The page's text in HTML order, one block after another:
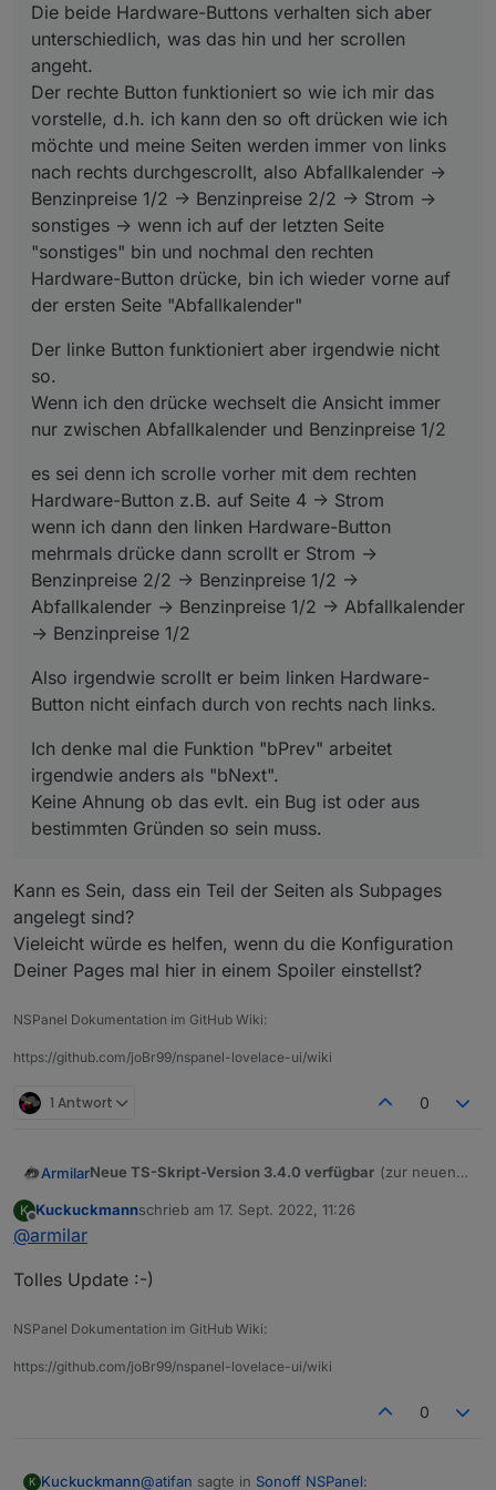
Die beide Hardware-Buttons verhalten sich aber
unterschiedlich, was das hin und her scrollen
angeht.
Der rechte Button funktioniert so wie ich mir das
vorstelle, d.h. ich kann den so oft drücken wie ich
möchte und meine Seiten werden immer von links
nach rechts durchgescrollt, also Abfallkalender ->
Benzinpreise 1/2 -> Benzinpreise 2/2 -> Strom ->
sonstiges -> wenn ich auf der letzten Seite
"sonstiges" bin und nochmal den rechten
Hardware-Button drücke, bin ich wieder vorne auf
der ersten Seite "Abfallkalender"
Der linke Button funktioniert aber irgendwie nicht
so.
Wenn ich den drücke wechselt die Ansicht immer
nur zwischen Abfallkalender und Benzinpreise 1/2
es sei denn ich scrolle vorher mit dem rechten
Hardware-Button z.B. auf Seite 4 -> Strom
wenn ich dann den linken Hardware-Button
mehrmals drücke dann scrollt er Strom ->
Benzinpreise 2/2 -> Benzinpreise 1/2 ->
Abfallkalender -> Benzinpreise 1/2 -> Abfallkalender
-> Benzinpreise 1/2
Also irgendwie scrollt er beim linken Hardware-
Button nicht einfach durch von rechts nach links.
Ich denke mal die Funktion "bPrev" arbeitet
irgendwie anders als "bNext".
Keine Ahnung ob das evlt. ein Bug ist oder aus
bestimmten Gründen so sein muss.
Kann es Sein, dass ein Teil der Seiten als Subpages
angelegt sind?
Vieleicht würde es helfen, wenn du die Konfiguration
Deiner Pages mal hier in einem Spoiler einstellst?
NSPanel Dokumentation im GitHub Wiki:
https://github.com/joBr99/nspanel-lovelace-ui/wiki
1 Antwort 0
ArmilarNeue TS-Skript-Version 3.4.0 verfügbar (zur neuen
https://raw.githubusercontent.com/joBr99/nspanel-
Daher am Besten neues Skript anlegen und die alten
Auch in derexport const config:gibt es Änderungen.
K
Offline
Kuckuckmannschrieb am 17. Sept. 2022, 11:26
zuletzt editiert von
@armilar
Tolles Update :-)
NSPanel Dokumentation im GitHub Wiki:
https://github.com/joBr99/nspanel-lovelace-ui/wiki
0
K Kuckuckmann@atifan sagte in Sonoff NSPanel: